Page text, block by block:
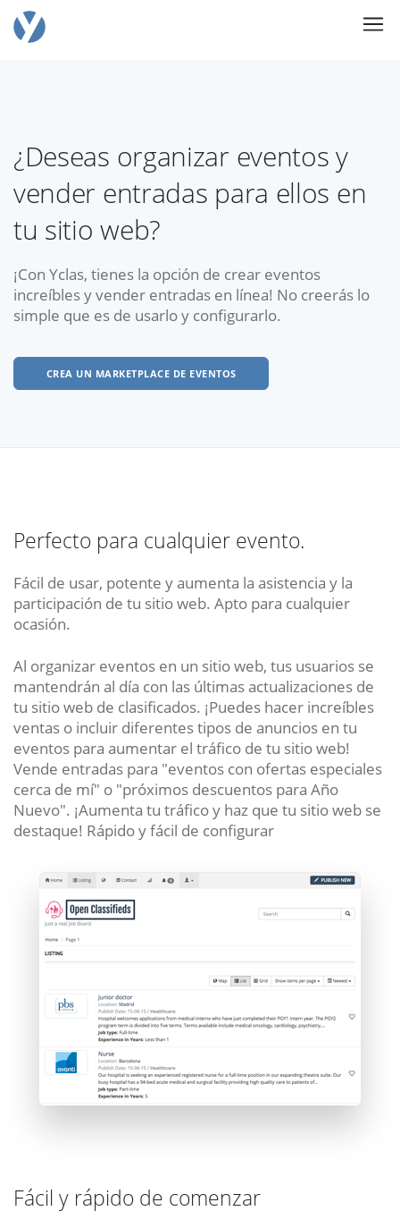
¿Deseas organizar eventos y
vender entradas para ellos en
tu sitio web?
¡Con Yclas, tienes la opción de crear eventos
increíbles y vender entradas en línea! No creerás lo
simple que es de usarlo y configurarlo.
CREA UN MARKETPLACE DE EVENTOS
Perfecto para cualquier evento.
Fácil de usar, potente y aumenta la asistencia y la
participación de tu sitio web. Apto para cualquier
ocasión.
Al organizar eventos en un sitio web, tus usuarios se
mantendrán al día con las últimas actualizaciones de
tu sitio web de clasificados. ¡Puedes hacer increíbles
ventas o incluir diferentes tipos de anuncios en tu
eventos para aumentar el tráfico de tu sitio web!
Vende entradas para "eventos con ofertas especiales
cerca de mí" o "próximos descuentos para Año
Nuevo". ¡Aumenta tu tráfico y haz que tu sitio web se
destaque! Rápido y fácil de configurar
Fácil y rápido de comenzar